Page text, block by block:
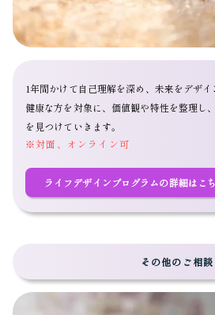
1年間かけて自己理解を深め、未来をデザイ
健康な方を対象に、価値観や特性を整理し
を見つけていきます。
※対面、オンライン可
ライフデザインプログラムの詳細はこ
その他のご相談